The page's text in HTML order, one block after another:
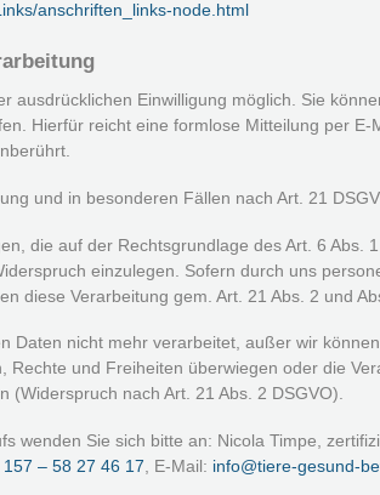
anschriften_links-node.html
ausdrücklichen Einwilligung möglich. Sie
Hierfür reicht eine formlose Mitteilung per
und in besonderen Fällen nach Art. 21
die auf der Rechtsgrundlage des Art. 6 Abs.
einzulegen. Sofern durch uns
diese Verarbeitung gem. Art. 21 Abs. 2 und
Daten nicht mehr verarbeitet, außer wir
Rechte und Freiheiten überwiegen oder die
(Widerspruch nach Art. 21 Abs. 2 DSGVO).
wenden Sie sich bitte an: Nicola Timpe,
157 – 58 27 46 17, E-Mail: info@tiere-gesund-